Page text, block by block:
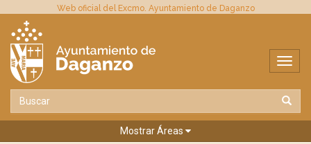
Web oficial del Excmo. Ayuntamiento de Daganzo
Mostrar Áreas